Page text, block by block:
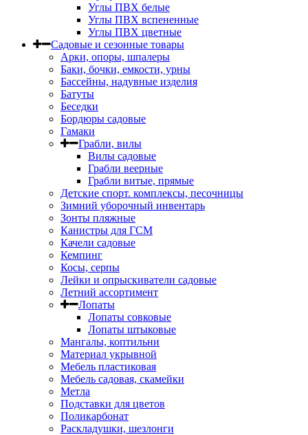
Углы ПВХ белые
Углы ПВХ вспененные
Углы ПВХ цветные
Садовые и сезонные товары
Арки, опоры, шпалеры
Баки, бочки, емкости, урны
Бассейны, надувные изделия
Батуты
Беседки
Бордюры садовые
Гамаки
Грабли, вилы
Вилы садовые
Грабли веерные
Грабли витые, прямые
Детские спорт. комплексы, песочницы
Зимний уборочный инвентарь
Зонты пляжные
Канистры для ГСМ
Качели садовые
Кемпинг
Косы, серпы
Лейки и опрыскиватели садовые
Летний ассортимент
Лопаты
Лопаты совковые
Лопаты штыковые
Мангалы, коптильни
Материал укрывной
Мебель пластиковая
Мебель садовая, скамейки
Метла
Подставки для цветов
Поликарбонат
Раскладушки, шезлонги